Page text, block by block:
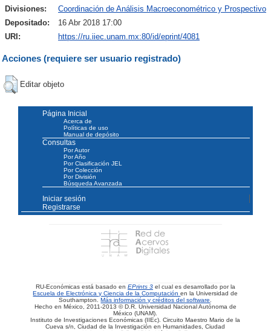
Divisiones:
Coordinación de Análisis Macroeconométrico y Prospectivo
Depositado:
16 Abr 2018 17:00
URI:
https://ru.iiec.unam.mx:80/id/eprint/4081
Acciones (requiere ser usuario registrado)
Editar objeto
Página Inicial
Acerca de
Políticas de uso
Manual de depósito
Consultas
Por Autor
Por Año
Por Clasificación JEL
Por Colección
Por División
Búsqueda Avanzada
Iniciar sesión
Registrarse
RU-Económicas está basado en EPrints 3 el cual es desarrollado por la
Escuela de Electrónica y Ciencia de la Computaciónen la Universidad de
Southampton.Más información y créditos del software.
Hecho en México, 2011-2013 © D.R. Universidad Nacional Autónoma de
México (UNAM).
Instituto de Investigaciones Económicas (IIEc). Circuito Maestro Mario de la
Cueva s/n, Ciudad de la Investigación en Humanidades, Ciudad